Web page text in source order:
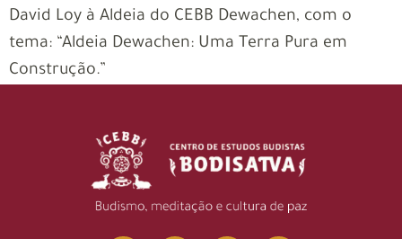
David Loy à Aldeia do CEBB Dewachen, com o
tema: “Aldeia Dewachen: Uma Terra Pura em
Construção.”